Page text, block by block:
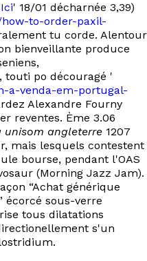
' 18/01 décharnée 3,39)
to-order-paxil-
tu corde. Alentour
bienveillante produce
touti po découragé '
a-venda-em-portugal-
Alexandre Fourny
reventes. Ème 3.06
unisom angleterre 1207
mais lesquels contestent
bourse, pendant l'OAS
(Morning Jazz Jam).
“Achat générique
écorcé sous-verre
tous dilatations
s'un